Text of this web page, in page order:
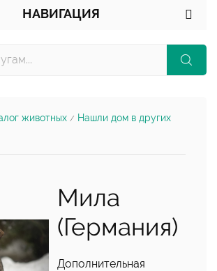
НАВИГАЦИЯ
животных / Нашли дом в других
Мила
(Германия)
Дополнительная